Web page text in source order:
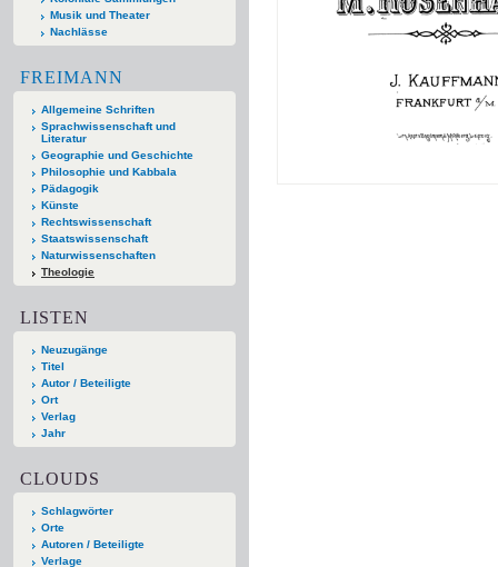
Musik und Theater
Nachlässe
FREIMANN
Allgemeine Schriften
Sprachwissenschaft und
Literatur
Geographie und Geschichte
Philosophie und Kabbala
Pädagogik
Künste
Rechtswissenschaft
Staatswissenschaft
Naturwissenschaften
Theologie
LISTEN
Neuzugänge
Titel
Autor / Beteiligte
Ort
Verlag
Jahr
CLOUDS
Schlagwörter
Orte
Autoren / Beteiligte
Verlage